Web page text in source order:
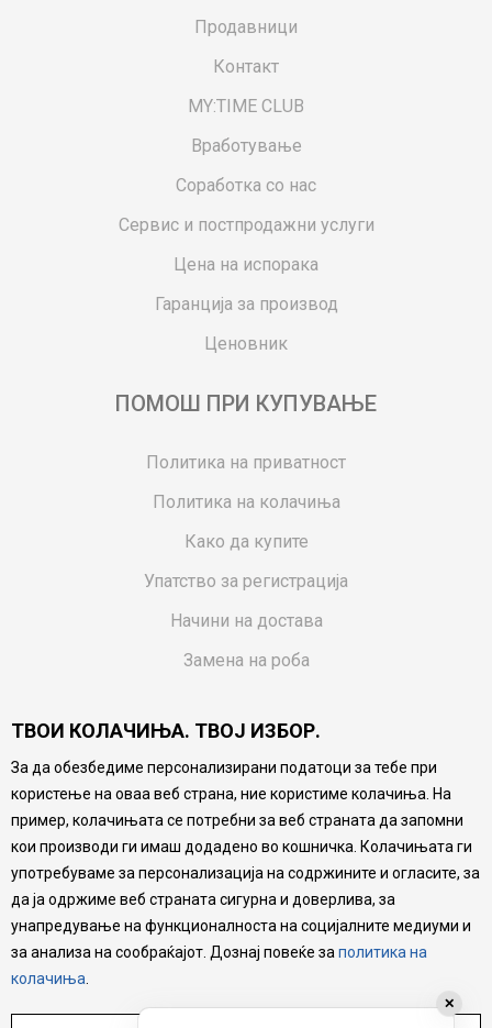
Продавници
Контакт
MY:TIME CLUB
Вработување
Соработка со нас
Сервис и постпродажни услуги
Цена на испорака
Гаранција за производ
Ценовник
ПОМОШ ПРИ КУПУВАЊЕ
Политика на приватност
Политика на колачиња
Како да купите
Упатство за регистрација
Начини на достава
Замена на роба
Ваучери
Product Finder
FAQs
Настојуваме да бидеме што попрецизни во описот на
производите, прикажување на слики и цени, но не
можеме да гарантираме дека сите информации се
комплетни и без грешка. Сите производи се дел од
нашата понуда, но не се подразбира дека мора да се
достапни во секој момент.
ТВОИ КОЛАЧИЊА. ТВОЈ ИЗБОР.
За да обезбедиме персонализирани податоци за тебе при
користење на оваа веб страна, ние користиме колачиња. На
пример, колачињата се потребни за веб страната да запомни
кои производи ги имаш додадено во кошничка. Колачињата ги
употребуваме за персонализација на содржините и огласите, за
да ја одржиме веб страната сигурна и доверлива, за
унапредување на функционалноста на социјалните медиуми и
за анализа на сообраќајот. Дознај повеќе за политика на
колачиња
✕